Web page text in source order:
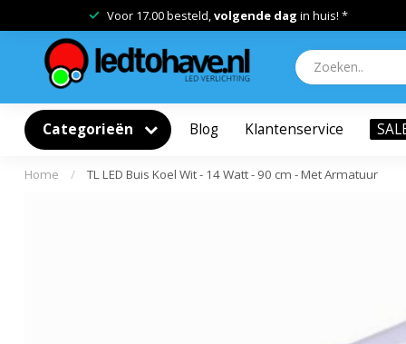
Voor 17.00 besteld,volgende dag in huis! *
Categorieën Blog Klantenservice
Home / TL LED Buis Koel Wit - 14 Watt - 90 cm - Met Armatuur